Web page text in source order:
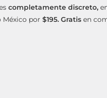
completamente discreto,
México por$195. Gratisen